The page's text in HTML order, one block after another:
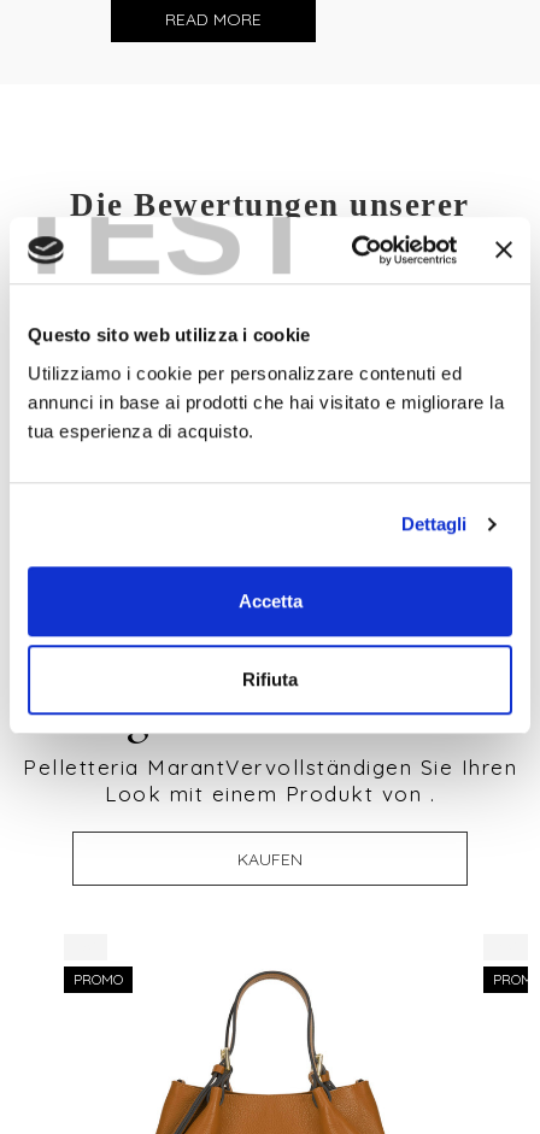
TEST
Questo sito web utilizza i cookie
Utilizziamo i cookie per personalizzare contenuti ed
annunci in base ai prodotti che hai visitato e migliorare la
tua esperienza di acquisto.
Dettagli
Accetta
Rifiuta
READ MORE
Die Bewertungen unserer
Kunden
Ausgewählte Produkte
Pelletteria MarantVervollständigen Sie Ihren
Look mit einem Produkt von .
KAUFEN
PROMO